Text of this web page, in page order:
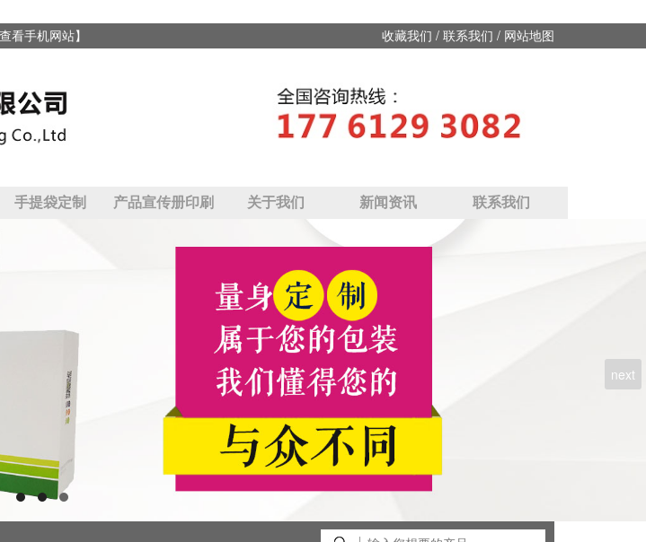
查看手机网站】 收藏我们 / 联系我们 / 网站地图
手提袋定制 产品宣传册印刷 关于我们 新闻资讯 联系我们
next